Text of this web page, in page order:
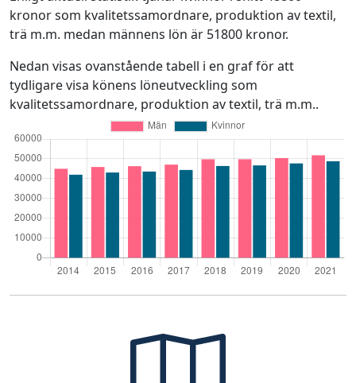
kronor som kvalitetssamordnare, produktion av textil,
trä m.m. medan männens lön är 51800 kronor.
Nedan visas ovanstående tabell i en graf för att
tydligare visa könens löneutveckling som
kvalitetssamordnare, produktion av textil, trä m.m..